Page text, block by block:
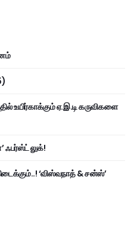
உயிர்காக்கும் ஏ.இ.டி கருவிகளை
ஃபர்ஸ்ட் லுக்!
‘விஸ்வநாத் & சன்ஸ்’